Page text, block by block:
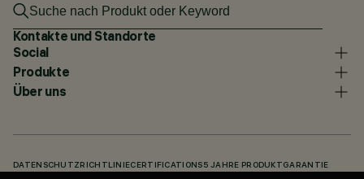
Kontakte und Standorte
Social
Produkte
Über uns
DATENSCHUTZRICHTLINIECERTIFICATIONS 5 JAHRE PRODUKTGARANTIE